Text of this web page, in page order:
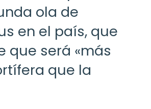
ola de
en el país, que
que será «más
que la